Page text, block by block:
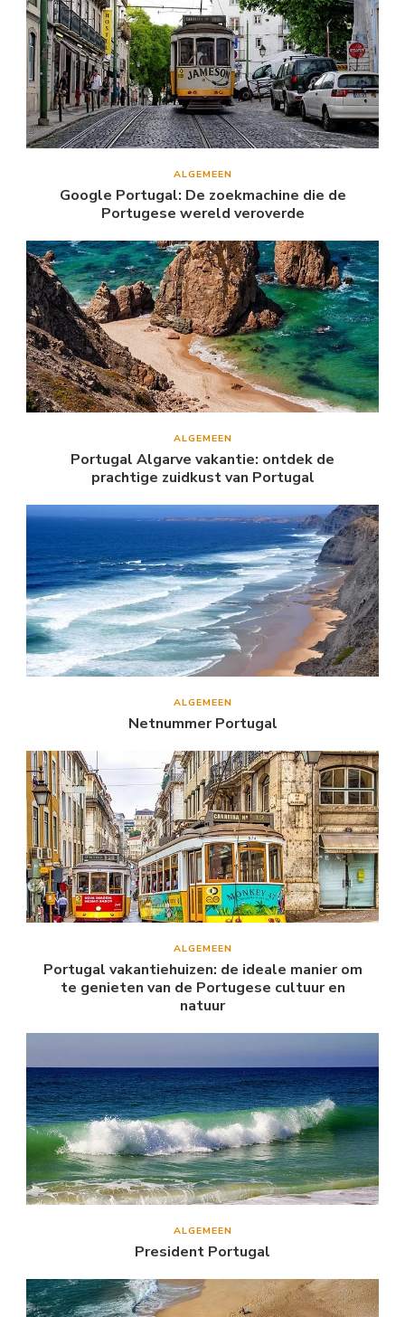
ALGEMEEN
Google Portugal: De zoekmachine die de
Portugese wereld veroverde
ALGEMEEN
Portugal Algarve vakantie: ontdek de
prachtige zuidkust van Portugal
ALGEMEEN
Netnummer Portugal
ALGEMEEN
Portugal vakantiehuizen: de ideale manier om
te genieten van de Portugese cultuur en
natuur
ALGEMEEN
President Portugal